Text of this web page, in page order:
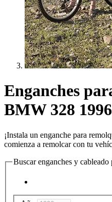
Enganches
BMW 328 1996
¡Instala un enganche para
comienza a remolcar con tu
Buscar enganches y cableado